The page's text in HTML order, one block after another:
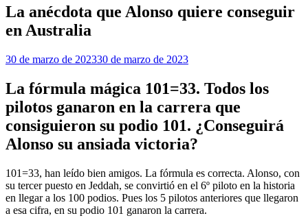
sitio
La anécdota que Alonso quiere conseguir
en Australia
Por
Porras
30 de marzo de 202330 de marzo de 2023
La fórmula mágica 101=33. Todos los
pilotos ganaron en la carrera que
consiguieron su podio 101. ¿Conseguirá
Alonso su ansiada victoria?
101=33, han leído bien amigos. La fórmula es correcta. Alonso, con
su tercer puesto en Jeddah, se convirtió en el 6º piloto en la historia
en llegar a los 100 podios. Pues los 5 pilotos anteriores que llegaron
a esa cifra, en su podio 101 ganaron la carrera.